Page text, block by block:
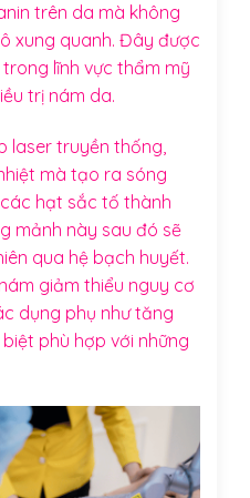
trên da mà không
xung quanh. Đây được
lĩnh vực thẩm mỹ
trị nám da.
laser truyền thống,
mà tạo ra sóng
hạt sắc tố thành
mảnh này sau đó sẽ
qua hệ bạch huyết.
giảm thiểu nguy cơ
dụng phụ như tăng
phù hợp với những